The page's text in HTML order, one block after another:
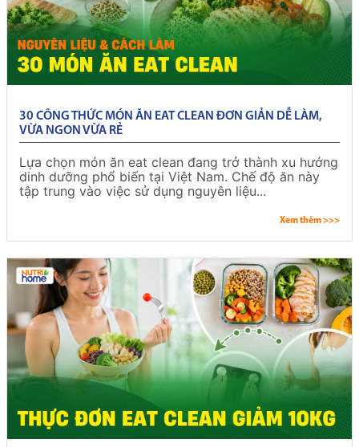
30 CÔNG THỨC MÓN ĂN EAT CLEAN ĐƠN GIẢN DỄ LÀM,
VỪA NGON VỪA RẺ
Lựa chọn món ăn eat clean đang trở thành xu hướng
dinh dưỡng phổ biến tại Việt Nam. Chế độ ăn này
tập trung vào việc sử dụng nguyên liệu...
Xem thêm >>>